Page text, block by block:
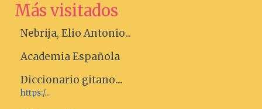
Más visitados
Nebrija, Elio Antonio...
Academia Española
Diccionario gitano....
https:/...